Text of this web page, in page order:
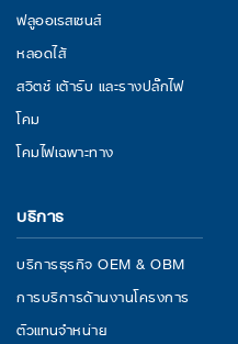
ฟลูออเรสเซนส์
หลอดไส้
สวิตช์ เต้ารับ และรางปลั๊กไฟ
โคม
โคมไฟเฉพาะทาง
บริการ
บริการธุรกิจ OEM & OBM
การบริการด้านงานโครงการ
ตัวแทนจำหน่าย